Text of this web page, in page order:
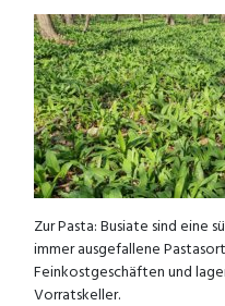
Zur Pasta: Busiate sind eine
immer ausgefallene
Feinkostgeschäften und
Vorratskeller.